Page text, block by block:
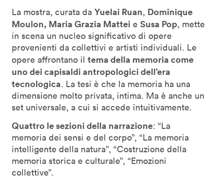
La mostra, curata da Yuelai Ruan, Dominique
Moulon, Maria Grazia Mattei e Susa Pop, mette
in scena un nucleo significativo di opere
provenienti da collettivi e artisti individuali. Le
opere affrontano il tema della memoria come
uno dei capisaldi antropologici dell’era
tecnologica. La tesi è che la memoria ha una
dimensione molto privata, intima. Ma è anche un
set universale, a cui si accede intuitivamente.
Quattro le sezioni della narrazione: “La
memoria dei sensi e del corpo”, “La memoria
intelligente della natura”, “Costruzione della
memoria storica e culturale”, “Emozioni
collettive”.